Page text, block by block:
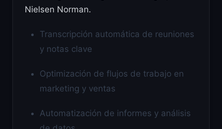
Nielsen Norman.
Transcripción automática de reuniones
y notas clave
Optimización de flujos de trabajo en
marketing y ventas
Automatización de informes y análisis